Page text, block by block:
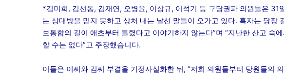
*김미희, 김선동, 김재연, 오병윤, 이상규, 이석기 등 구당권파 의원들은 31
는 상대방을 믿지 못하고 상처 내는 날선 말들이 오가고 있다. 혹자는 당장
보통합의 길이 애초부터 틀렸다고 이야기하지 않는다”며 “지난한 산고 속
할 수는 없다”고 주장했습니다.
이들은 이씨와 김씨 부결을 기정사실화한 뒤, “저희 의원들부터 당원들의